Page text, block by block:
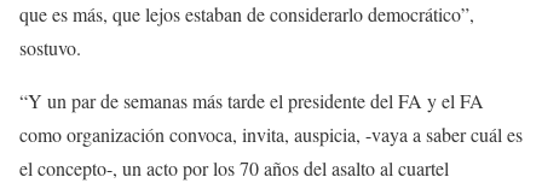
que es más, que lejos estaban de considerarlo democrático”,
sostuvo.
“Y un par de semanas más tarde el presidente del FA y el FA
como organización convoca, invita, auspicia, -vaya a saber cuál es
el concepto-, un acto por los 70 años del asalto al cuartel